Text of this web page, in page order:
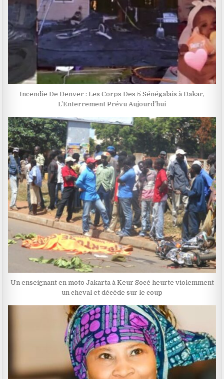
Incendie De Denver : Les Corps Des 5 Sénégalais à Dakar,
L’Enterrement Prévu Aujourd’hui
Un enseignant en moto Jakarta à Keur Socé heurte violemment
un cheval et décède sur le coup